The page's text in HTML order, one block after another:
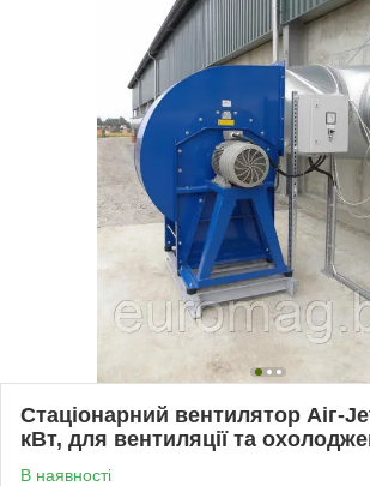
Стаціонарний вентилятор Аіг-
кВт, для вентиляції та
В наявності